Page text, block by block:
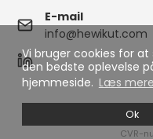
Vi bruger cookies for at
den bedste oplevelse
hjemmeside. Læs
Ok
E-mail
info@hewikut.com
2026
CVR-